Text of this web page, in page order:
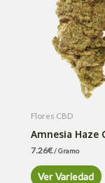
Flores CBD
Amnesia Haze
7.26€/ Gramo
Ver Variedad